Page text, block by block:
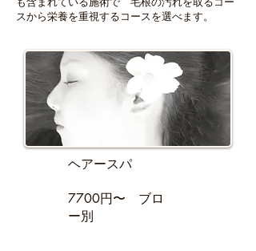
スから栄養を重視するコースを選べます。
ヘアースパ
7700円〜 ブロ
ー別